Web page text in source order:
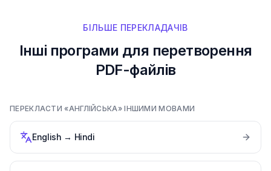
БІЛЬШЕ ПЕРЕКЛАДАЧІВ
Інші програми для перетворення
PDF-файлів
ПЕРЕКЛАСТИ «АНГЛІЙСЬКА» ІНШИМИ МОВАМИ
English → Hindi